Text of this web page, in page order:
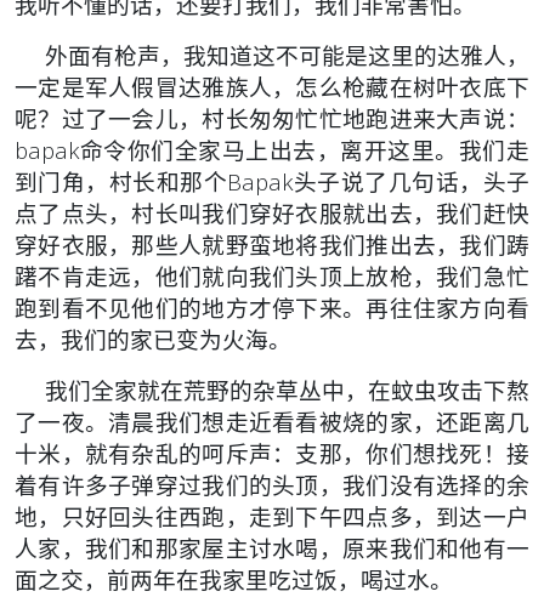
外面有枪声，我知道这不可能是这里的达雅人，
一定是军人假冒达雅族人，怎么枪藏在树叶衣底下
呢？过了一会儿，村长匆匆忙忙地跑进来大声说：
bapak命令你们全家马上出去，离开这里。我们走
到门角，村长和那个Bapak头子说了几句话，头子
点了点头，村长叫我们穿好衣服就出去，我们赶快
穿好衣服，那些人就野蛮地将我们推出去，我们踌
躇不肯走远，他们就向我们头顶上放枪，我们急忙
跑到看不见他们的地方才停下来。再往住家方向看
去，我们的家已变为火海。
我们全家就在荒野的杂草丛中，在蚊虫攻击下熬
了一夜。清晨我们想走近看看被烧的家，还距离几
十米，就有杂乱的呵斥声：支那，你们想找死！接
着有许多子弹穿过我们的头顶，我们没有选择的余
地，只好回头往西跑，走到下午四点多，到达一户
人家，我们和那家屋主讨水喝，原来我们和他有一
面之交，前两年在我家里吃过饭，喝过水。